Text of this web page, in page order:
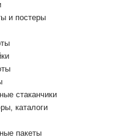
и постеры
стаканчики
каталоги
пакеты